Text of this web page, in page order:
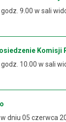
9.00 w sali
Komisji
10.00 w sali
dniu 05 czerwca